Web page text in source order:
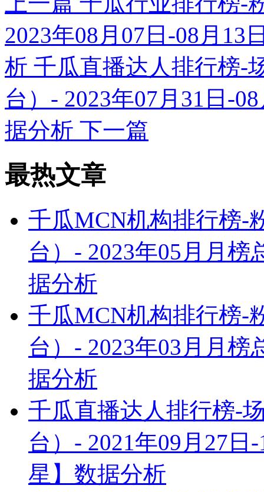
2023年08月07日-08月13
析 千瓜直播达人排行榜-
台）- 2023年07月31日-
据分析 下一篇
最热文章
千瓜MCN机构排行榜-
台）- 2023年05月月
据分析
千瓜MCN机构排行榜-
台）- 2023年03月月
据分析
千瓜直播达人排行榜-
台）- 2021年09月27
星】数据分析